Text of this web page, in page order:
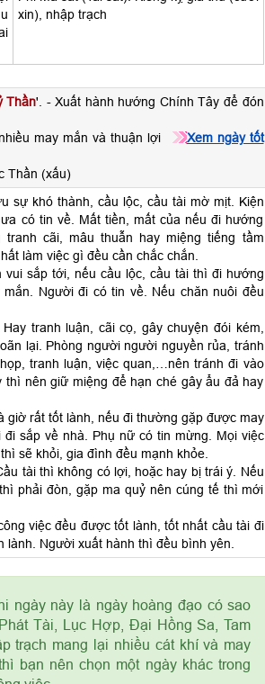
xin), nhập trạch
Thần'. - Xuất hành hướng Chính Tây để đón
may mắn và thuận lợi
Xem ngày tốt
Thần (xấu)
sự khó thành, cầu lộc, cầu tài mờ mịt. Kiện
có tin về. Mất tiền, mất của nếu đi hướng
cãi, mâu thuẫn hay miệng tiếng tầm
làm việc gì đều cần chắc chắn.
vui sắp tới, nếu cầu lộc, cầu tài thì đi hướng
Người đi có tin về. Nếu chăn nuôi đều
Hay tranh luận, cãi cọ, gây chuyện đói kém,
lại. Phòng người người nguyền rủa, tránh
tranh luận, việc quan,…nên tránh đi vào
nên giữ miệng để hạn ché gây ẩu đả hay
giờ rất tốt lành, nếu đi thường gặp được may
sắp về nhà. Phụ nữ có tin mừng. Mọi việc
sẽ khỏi, gia đình đều mạnh khỏe.
tài thì không có lợi, hoặc hay bị trái ý. Nếu
phải đòn, gặp ma quỷ nên cúng tế thì mới
việc đều được tốt lành, tốt nhất cầu tài đi
Người xuất hành thì đều bình yên.
ngày này là ngày hoàng đạo có sao
Tài, Lục Hợp, Đại Hồng Sa, Tam
trạch mang lại nhiều cát khí và may
bạn nên chọn một ngày khác trong